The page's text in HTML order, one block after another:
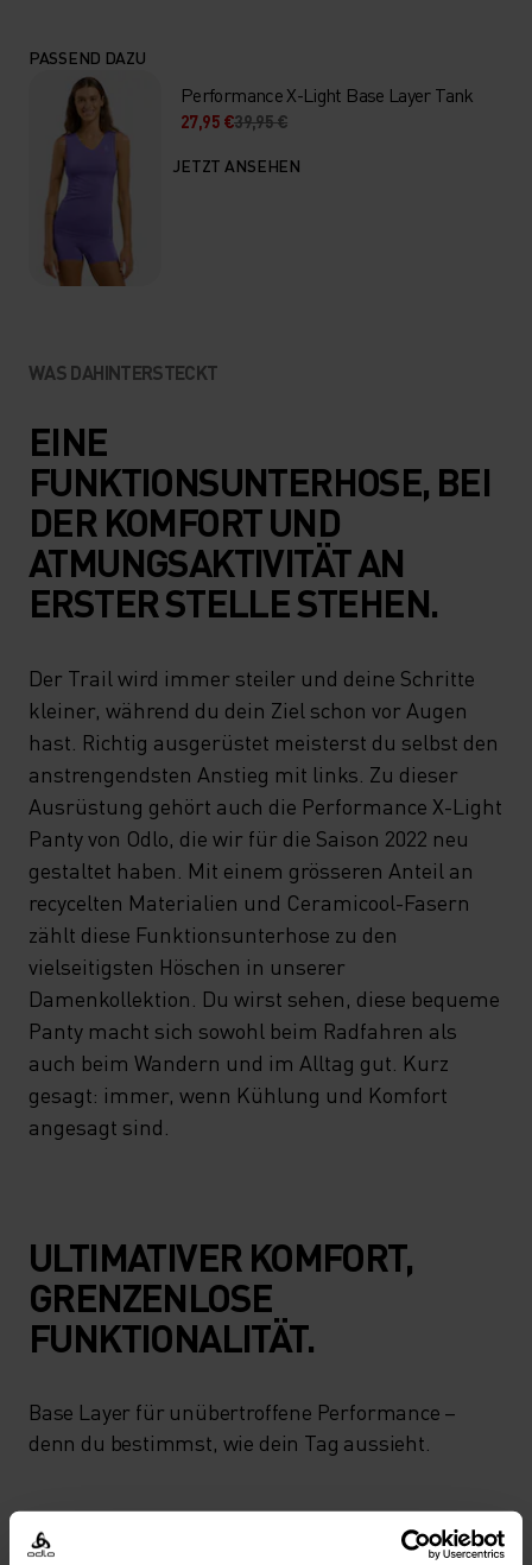
PASSEND DAZU
Performance X-Light Base Layer Tank
27,95 €39,95 €
JETZT ANSEHEN
WAS DAHINTERSTECKT
EINE
FUNKTIONSUNTERHOSE, BEI
DER KOMFORT UND
ATMUNGSAKTIVITÄT AN
ERSTER STELLE STEHEN.
Der Trail wird immer steiler und deine Schritte
kleiner, während du dein Ziel schon vor Augen
hast. Richtig ausgerüstet meisterst du selbst den
anstrengendsten Anstieg mit links. Zu dieser
Ausrüstung gehört auch die Performance X-Light
Panty von Odlo, die wir für die Saison 2022 neu
gestaltet haben. Mit einem grösseren Anteil an
recycelten Materialien und Ceramicool-Fasern
zählt diese Funktionsunterhose zu den
vielseitigsten Höschen in unserer
Damenkollektion. Du wirst sehen, diese bequeme
Panty macht sich sowohl beim Radfahren als
auch beim Wandern und im Alltag gut. Kurz
gesagt: immer, wenn Kühlung und Komfort
angesagt sind.
ULTIMATIVER KOMFORT,
GRENZENLOSE
FUNKTIONALITÄT.
Base Layer für unübertroffene Performance –
denn du bestimmst, wie dein Tag aussieht.
AKTIVITÄTSNIVEAU